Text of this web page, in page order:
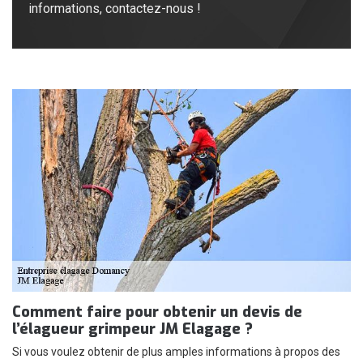
informations, contactez-nous !
Comment faire pour obtenir un devis de
l’élagueur grimpeur JM Elagage ?
Si vous voulez obtenir de plus amples informations à propos des